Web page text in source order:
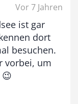
Vor 7 Jahren
ist gar
dort
besuchen.
vorbei, um